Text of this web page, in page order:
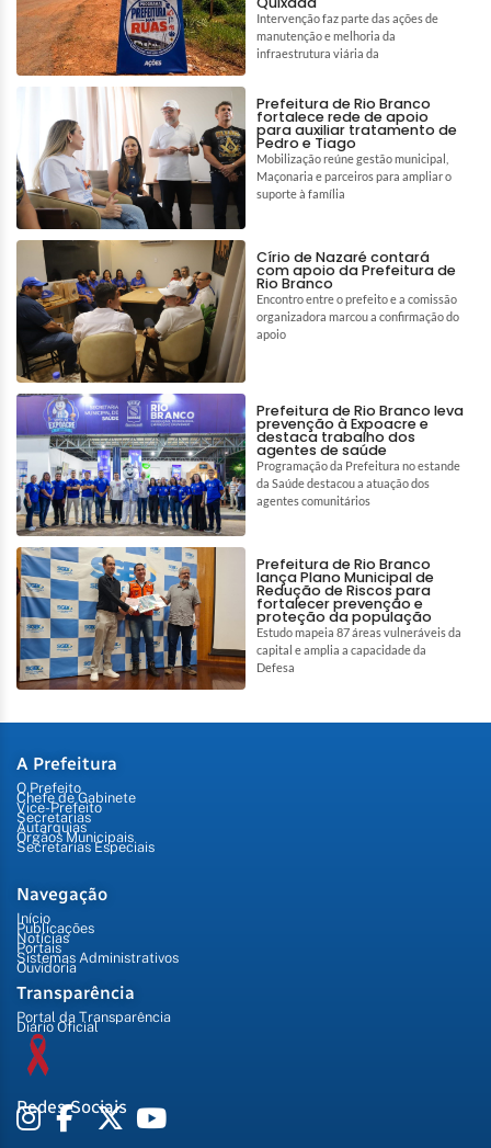
Intervenção faz parte das ações de
manutenção e melhoria da
infraestrutura viária da
Prefeitura de Rio Branco
fortalece rede de apoio
para auxiliar tratamento de
Pedro e Tiago
Mobilização reúne gestão municipal,
Maçonaria e parceiros para ampliar o
suporte à família
Círio de Nazaré contará
com apoio da Prefeitura de
Rio Branco
Encontro entre o prefeito e a comissão
organizadora marcou a confirmação do
apoio
Prefeitura de Rio Branco leva
prevenção à Expoacre e
destaca trabalho dos
agentes de saúde
Programação da Prefeitura no estande
da Saúde destacou a atuação dos
agentes comunitários
Prefeitura de Rio Branco
lança Plano Municipal de
Redução de Riscos para
fortalecer prevenção e
proteção da população
Estudo mapeia 87 áreas vulneráveis da
capital e amplia a capacidade da
Defesa
A Prefeitura
O Prefeito
Chefe de Gabinete
Vice-Prefeito
Secretarias
Autarquias
Órgãos Municipais
Secretarias Especiais
Navegação
Início
Publicações
Notícias
Portais
Sistemas Administrativos
Ouvidoria
Transparência
Portal da Transparência
Diário Oficial
Redes Sociais